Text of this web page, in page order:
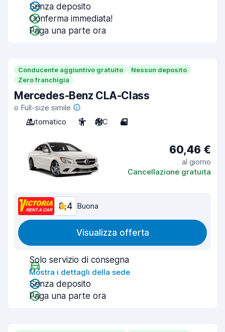
Senza deposito
Conferma immediata!
Paga una parte ora
Conducente aggiuntivo gratuito
Nessun deposito
Zero franchigia
Mercedes-Benz CLA-Class
o Full-size simile
Automatico
5 A/C 4
60,46 €
al giorno
Cancellazione gratuita
8,4 Buona
Visualizza offerta
Solo servizio di consegna
Mostra i dettagli della sede
Senza deposito
Paga una parte ora